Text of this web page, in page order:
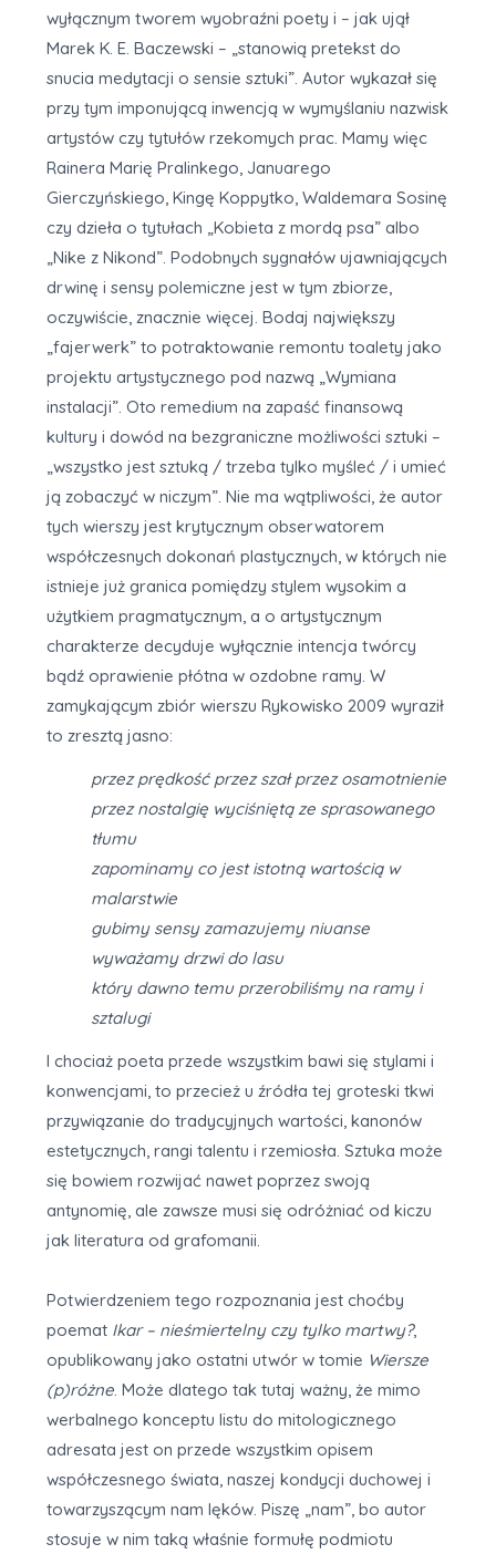
wyłącznym tworem wyobraźni poety i – jak ujął
Marek K. E. Baczewski – „stanowią pretekst do
snucia medytacji o sensie sztuki”. Autor wykazał się
przy tym imponującą inwencją w wymyślaniu nazwisk
artystów czy tytułów rzekomych prac. Mamy więc
Rainera Marię Pralinkego, Januarego
Gierczyńskiego, Kingę Koppytko, Waldemara Sosinę
czy dzieła o tytułach „Kobieta z mordą psa” albo
„Nike z Nikond”. Podobnych sygnałów ujawniających
drwinę i sensy polemiczne jest w tym zbiorze,
oczywiście, znacznie więcej. Bodaj największy
„fajerwerk” to potraktowanie remontu toalety jako
projektu artystycznego pod nazwą „Wymiana
instalacji”. Oto remedium na zapaść finansową
kultury i dowód na bezgraniczne możliwości sztuki –
„wszystko jest sztuką / trzeba tylko myśleć / i umieć
ją zobaczyć w niczym”. Nie ma wątpliwości, że autor
tych wierszy jest krytycznym obserwatorem
współczesnych dokonań plastycznych, w których nie
istnieje już granica pomiędzy stylem wysokim a
użytkiem pragmatycznym, a o artystycznym
charakterze decyduje wyłącznie intencja twórcy
bądź oprawienie płótna w ozdobne ramy. W
zamykającym zbiór wierszu Rykowisko 2009 wyraził
to zresztą jasno:
przez prędkość przez szał przez osamotnienie
przez nostalgię wyciśniętą ze sprasowanego
tłumu
zapominamy co jest istotną wartością w
malarstwie
gubimy sensy zamazujemy niuanse
wyważamy drzwi do lasu
który dawno temu przerobiliśmy na ramy i
sztalugi
I chociaż poeta przede wszystkim bawi się stylami i
konwencjami, to przecież u źródła tej groteski tkwi
przywiązanie do tradycyjnych wartości, kanonów
estetycznych, rangi talentu i rzemiosła. Sztuka może
się bowiem rozwijać nawet poprzez swoją
antynomię, ale zawsze musi się odróżniać od kiczu
jak literatura od grafomanii.
Potwierdzeniem tego rozpoznania jest choćby
poemat Ikar – nieśmiertelny czy tylko martwy?,
opublikowany jako ostatni utwór w tomie Wiersze
(p)różne. Może dlatego tak tutaj ważny, że mimo
werbalnego konceptu listu do mitologicznego
adresata jest on przede wszystkim opisem
współczesnego świata, naszej kondycji duchowej i
towarzyszącym nam lęków. Piszę „nam”, bo autor
stosuje w nim taką właśnie formułę podmiotu